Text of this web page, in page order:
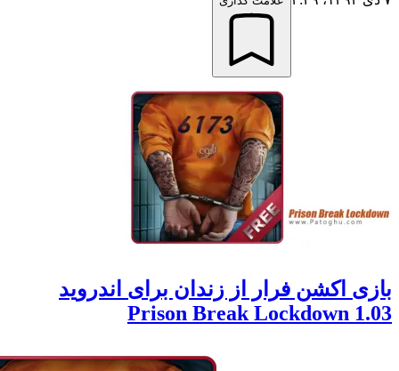
اکشن فرار از زندان برای اندروید
Prison Break Lockdown